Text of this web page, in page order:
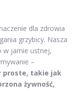
dla zdrowia
grzybicy. Nasza
w jamie ustnej,
–
proste, takie jak
żywność,